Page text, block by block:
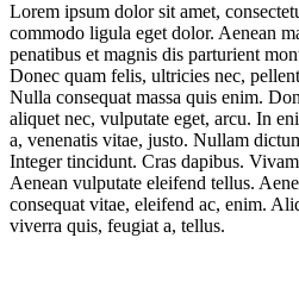
Lorem ipsum dolor sit amet,
commodo ligula eget dolor. Aenean
penatibus et magnis dis parturient
Donec quam felis, ultricies nec,
Nulla consequat massa quis enim.
aliquet nec, vulputate eget, arcu. In
a, venenatis vitae, justo. Nullam
Integer tincidunt. Cras dapibus.
Aenean vulputate eleifend tellus.
consequat vitae, eleifend ac, enim.
viverra quis, feugiat a, tellus.